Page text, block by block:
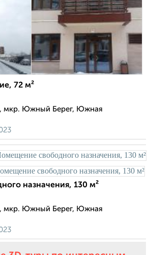
72 м²
мкр. Южный Берег, Южная
назначения, 130 м²
мкр. Южный Берег, Южная